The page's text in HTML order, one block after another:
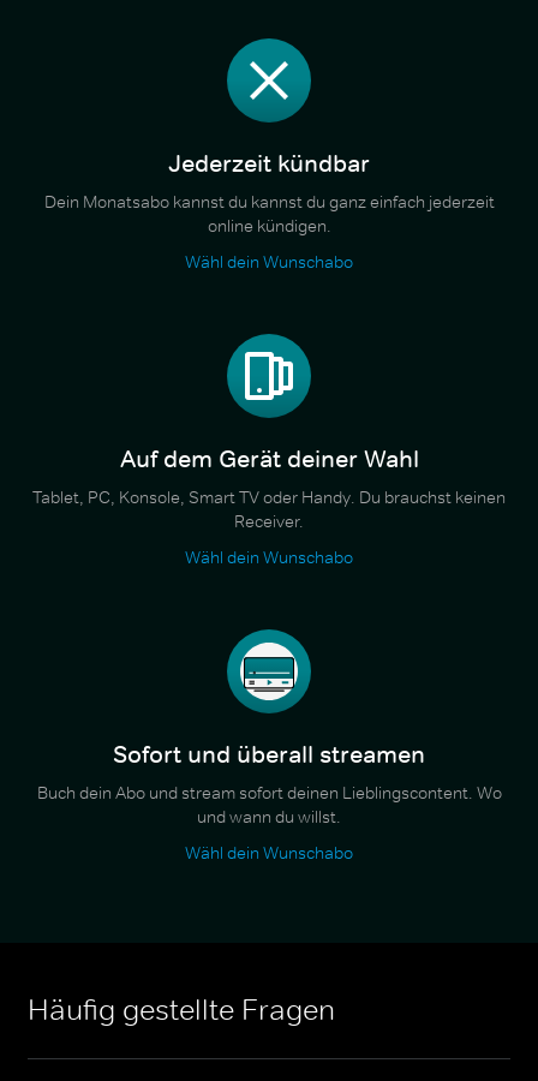
Jederzeit kündbar
Dein Monatsabo kannst du kannst du ganz einfach jederzeit
online kündigen.
Wähl dein Wunschabo
Auf dem Gerät deiner Wahl
Tablet, PC, Konsole, Smart TV oder Handy. Du brauchst keinen
Receiver.
Wähl dein Wunschabo
Sofort und überall streamen
Buch dein Abo und stream sofort deinen Lieblingscontent. Wo
und wann du willst.
Wähl dein Wunschabo
Häufig gestellte Fragen